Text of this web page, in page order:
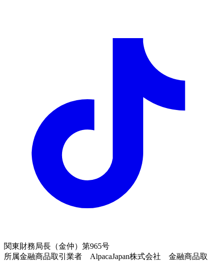
関東財務局長（金仲）第965号
所属金融商品取引業者 AlpacaJapan株式会社 金融商品取